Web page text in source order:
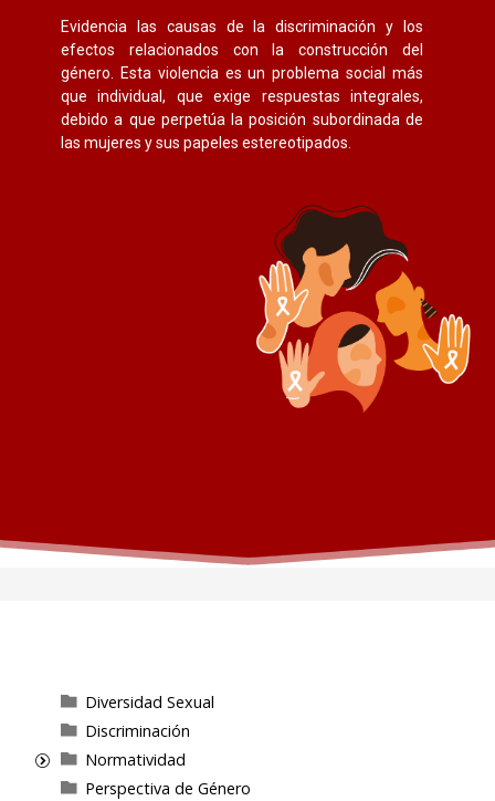
Evidencia las causas de la discriminación y los
efectos relacionados con la construcción del
género. Esta violencia es un problema social más
que individual, que exige respuestas integrales,
debido a que perpetúa la posición subordinada de
las mujeres y sus papeles estereotipados.
Diversidad Sexual
Discriminación
Normatividad
Perspectiva de Género